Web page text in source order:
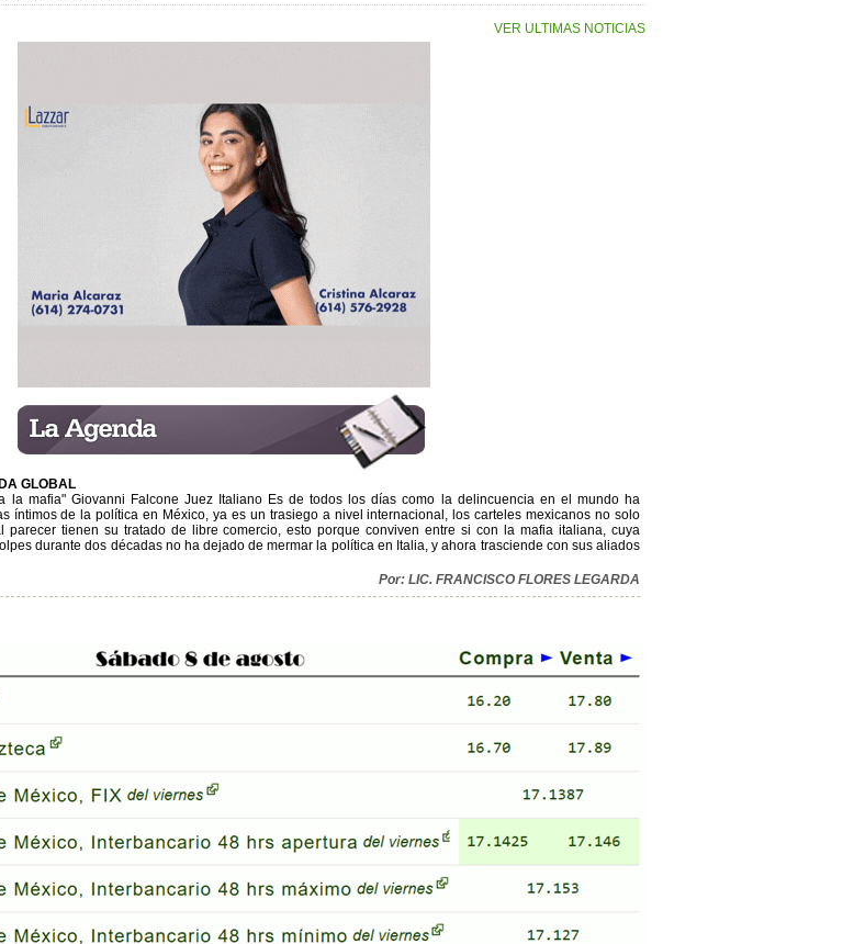
VER ULTIMAS NOTICIAS
GLOBAL
la mafia" Giovanni Falcone Juez Italiano Es de todos los días como la delincuencia en el mundo ha
íntimos de la política en México, ya es un trasiego a nivel internacional, los carteles mexicanos no solo
parecer tienen su tratado de libre comercio, esto porque conviven entre si con la mafia italiana, cuya
durante dos décadas no ha dejado de mermar la política en Italia, y ahora trasciende con sus aliados
Por: LIC. FRANCISCO FLORES LEGARDA